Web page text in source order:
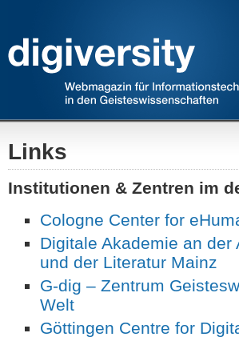
Links
Institutionen & Zentren im
Cologne Center for
Digitale Akademie an
und der Literatur Mainz
G-dig – Zentrum
Welt
Göttingen Centre for